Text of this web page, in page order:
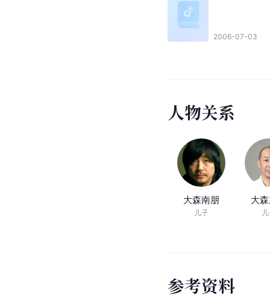
2006-07-03
人物关系
大森南朋
儿子
大
参考资料